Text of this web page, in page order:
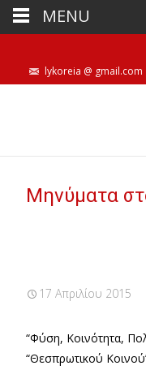
lykoreia @ gmail.com
Μηνύματα
17 Απριλίου 2015
“Φύση, Κοινότητα,
“Θεσπρωτικού
MENU